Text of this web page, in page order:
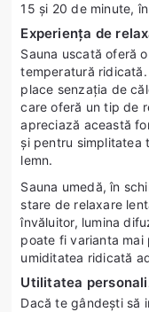
15 și 20 de minute,
Experiența de
Sauna uscată oferă
temperatură
place senzația de
care oferă un tip de
apreciază această
și pentru simplitatea
lemn.
Sauna umedă, în
stare de relaxare
învăluitor, lumina
poate fi varianta mai
umiditatea ridicată
Utilitatea
Dacă te gândești să